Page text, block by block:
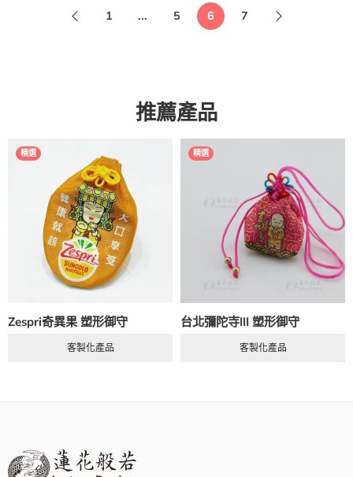
1 ... 5 6 7
推薦產品
精選
Zespri奇異果 塑形御守
客製化產品
精選
台北彌陀寺III 塑形御守
客製化產品